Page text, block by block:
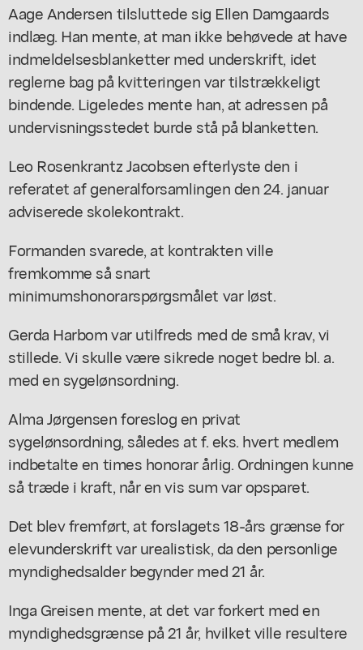
Aage Andersen tilsluttede sig Ellen Damgaards
indlæg. Han mente, at man ikke behøvede at have
indmeldelsesblanketter med underskrift, idet
reglerne bag på kvitteringen var tilstrækkeligt
bindende. Ligeledes mente han, at adressen på
undervisningsstedet burde stå på blanketten.
Leo Rosenkrantz Jacobsen efterlyste den i
referatet af generalforsamlingen den 24. januar
adviserede skolekontrakt.
Formanden svarede, at kontrakten ville
fremkomme så snart
minimumshonorarspørgsmålet var løst.
Gerda Harbom var utilfreds med de små krav, vi
stillede. Vi skulle være sikrede noget bedre bl. a.
med en sygelønsordning.
Alma Jørgensen foreslog en privat
sygelønsordning, således at f. eks. hvert medlem
indbetalte en times honorar årlig. Ordningen kunne
så træde i kraft, når en vis sum var opsparet.
Det blev fremført, at forslagets 18-års grænse for
elevunderskrift var urealistisk, da den personlige
myndighedsalder begynder med 21 år.
Inga Greisen mente, at det var forkert med en
myndighedsgrænse på 21 år, hvilket ville resultere